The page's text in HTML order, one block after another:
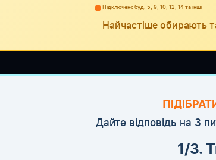
●Підключено буд. 5, 9, 10, 12, 14 та інші
Найчастіше обирають
Дайте відповідь на 3
1/3.